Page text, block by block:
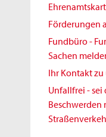
Förderungen
Fundbüro -
Sachen
Ihr Kontakt zu
Unfallfrei -
Beschwerden